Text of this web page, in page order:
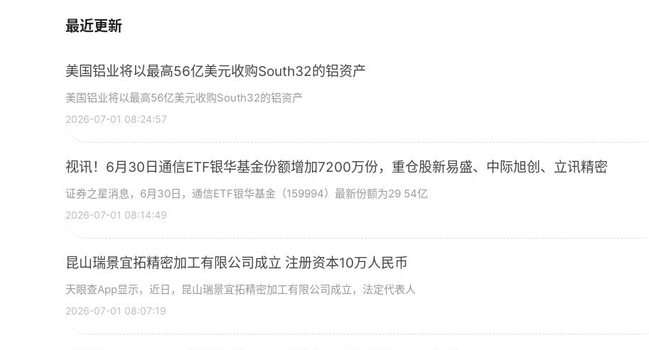
最近更新
美国铝业将以最高56亿美元收购South32的铝资产
美国铝业将以最高56亿美元收购South32的铝资产
2026-07-01 08:24:57
视讯！6月30日通信ETF银华基金份额增加7200万份，重仓股新易盛、中际旭创、立讯精密
证券之星消息，6月30日，通信ETF银华基金（159994）最新份额为29 54亿
2026-07-01 08:14:49
昆山瑞景宜拓精密加工有限公司成立 注册资本10万人民币
天眼查App显示，近日，昆山瑞景宜拓精密加工有限公司成立，法定代表人
2026-07-01 08:07:19